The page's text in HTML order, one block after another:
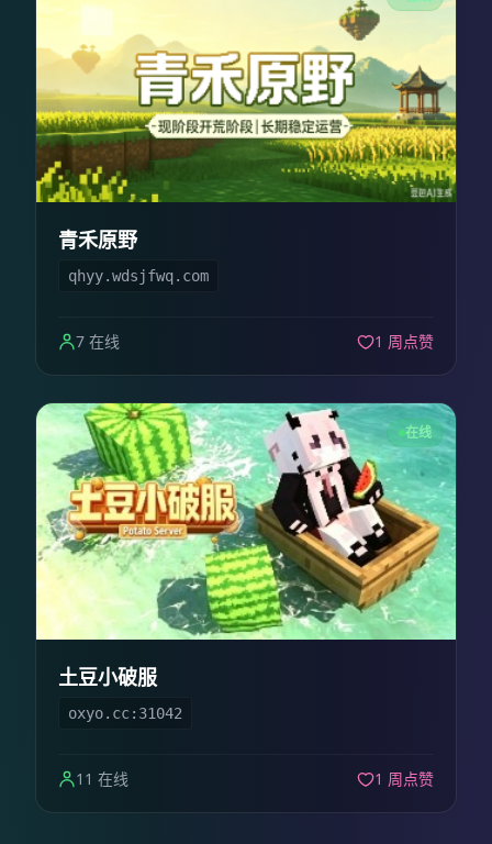
青禾原野
qhyy.wdsjfwq.com
7 在线 1 周点赞
在线
土豆小破服
oxyo.cc:31042
11 在线 1 周点赞